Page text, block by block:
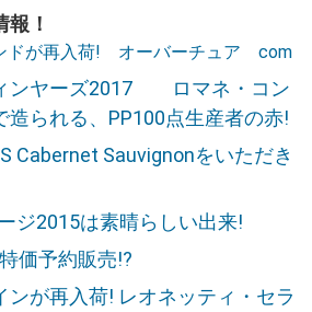
！
ドが再入荷! オーバーチュア com
ンヤーズ2017 ロマネ・コン
造られる、PP100点生産者の赤!
Cabernet Sauvignonをいただき
ジ2015は素晴らしい出来!
価予約販売!?
が再入荷! レオネッティ・セラ